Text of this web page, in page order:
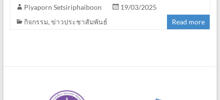
Piyaporn Setsiriphaiboon
19/03/2025
กิจกรรม,ข่าวประชาสัมพันธ์ Read more